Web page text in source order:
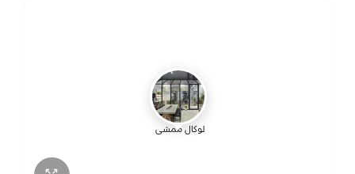
لوكال ممشى